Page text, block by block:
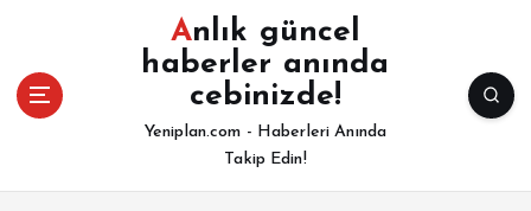
Anlık güncel
haberler anında
cebinizde!
Yeniplan.com - Haberleri Anında
Takip Edin!